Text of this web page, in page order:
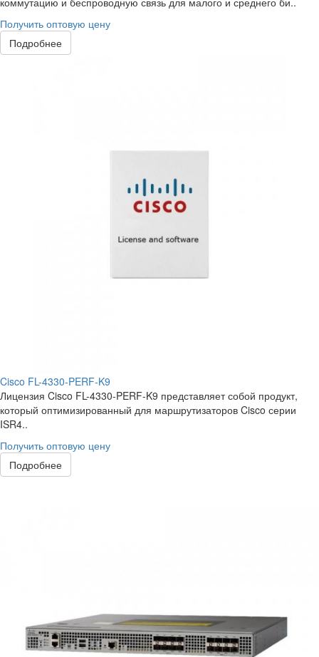
Получить оптовую цену
Подробнее
Cisco FL-4330-PERF-K9
Лицензия Cisco FL-4330-PERF-K9 представляет собой продукт,
который оптимизированный для маршрутизаторов Cisco серии
ISR4..
Получить оптовую цену
Подробнее